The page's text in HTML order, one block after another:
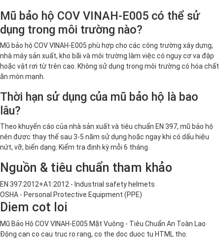
Mũ bảo hộ COV VINAH-E005 có thể sử
dụng trong môi trường nào?
Mũ bảo hộ COV VINAH-E005 phù hợp cho các công trường xây dựng,
nhà máy sản xuất, kho bãi và môi trường làm việc có nguy cơ va đập
hoặc vật rơi từ trên cao. Không sử dụng trong môi trường có hóa chất
ăn mòn mạnh.
Thời hạn sử dụng của mũ bảo hộ là bao
lâu?
Theo khuyến cáo của nhà sản xuất và tiêu chuẩn EN 397, mũ bảo hộ
nên được thay thế sau 3-5 năm sử dụng hoặc ngay khi có dấu hiệu
nứt, vỡ, biến dạng. Kiểm tra định kỳ mỗi 6 tháng.
Nguồn & tiêu chuẩn tham khảo
EN 397:2012+A1:2012 - Industrial safety helmets
OSHA - Personal Protective Equipment (PPE)
Diem cot loi
Mũ Bảo Hộ COV VINAH-E005 Mặt Vuông - Tiêu Chuẩn An Toàn Lao
Động can co cau truc ro rang, co the doc duoc tu HTML tho.